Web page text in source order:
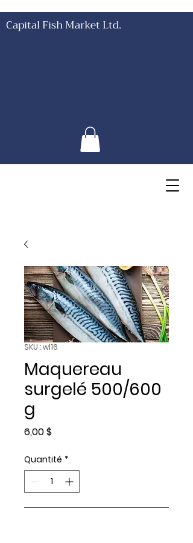
Capital Fish Market Ltd.
SKU : wl16
Maquereau
surgelé 500/600
g
6,00 $
Quantité *